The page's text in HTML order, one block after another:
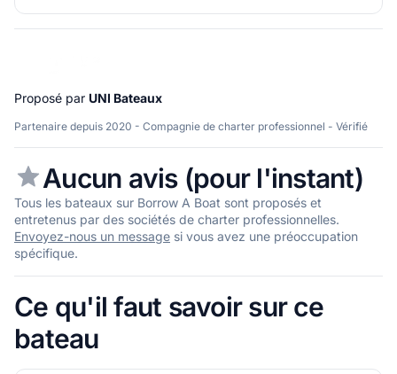
Proposé par UNI Bateaux
Partenaire depuis 2020 - Compagnie de charter professionnel - Vérifié
Aucun avis (pour l'instant)
Tous les bateaux sur Borrow A Boat sont proposés et
entretenus par des sociétés de charter professionnelles.
Envoyez-nous un message si vous avez une préoccupation
spécifique.
Ce qu'il faut savoir sur ce
bateau